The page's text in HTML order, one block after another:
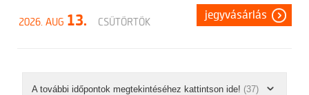
2026. AUG 13. CSÜTÖRTÖK
jegyvásárlás
A további időpontok megtekintéséhez kattintson ide! (37)